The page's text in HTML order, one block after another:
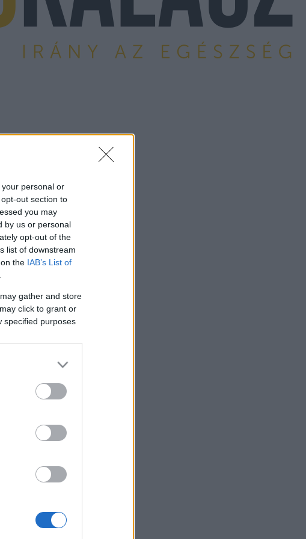
personal or
out section to
you may
by us or personal
opt-out of the
list of downstream
the IAB’s List of
gather and store
click to grant or
specified purposes